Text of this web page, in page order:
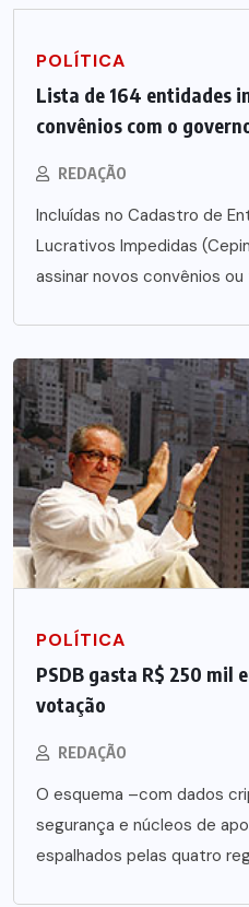
POLÍTICA
Lista de 164 entidades
convênios com o
REDAÇÃO
Incluídas no Cadastro de
Lucrativos Impedidas
assinar novos convênios
POLÍTICA
PSDB gasta R$ 250 mil
votação
REDAÇÃO
O esquema –com dados
segurança e núcleos de
espalhados pelas quatro